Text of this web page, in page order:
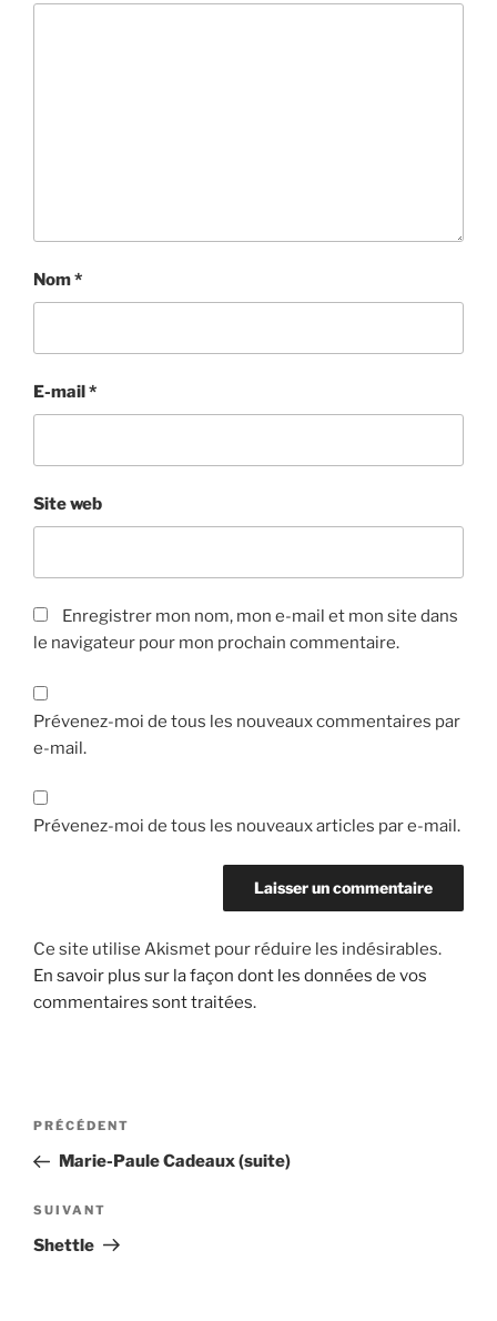
Nom*
E-mail*
Site web
Enregistrer mon nom, mon e-mail et mon site dans
le navigateur pour mon prochain commentaire.
Prévenez-moi de tous les nouveaux commentaires par
e-mail.
Prévenez-moi de tous les nouveaux articles par e-mail.
Ce site utilise Akismet pour réduire les indésirables.
En savoir plus sur la façon dont les données de vos
commentaires sont traitées.
Navigation
l’article
Article
précédent
PRÉCÉDENT
Marie-Paule Cadeaux (suite)
Article
suivant
SUIVANT
Shettle